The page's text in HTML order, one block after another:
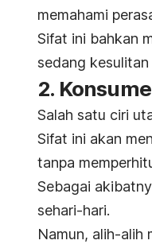
memahami
Sifat ini bahkan
sedang
2.
Salah satu ciri
Sifat ini akan
tanpa
Sebagai
sehari-hari.
Namun, alih-alih